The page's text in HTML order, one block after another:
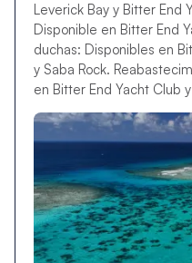
Leverick Bay y Bitter End
Disponible en Bitter End
duchas: Disponibles en
y Saba Rock.
en Bitter End Yacht Club